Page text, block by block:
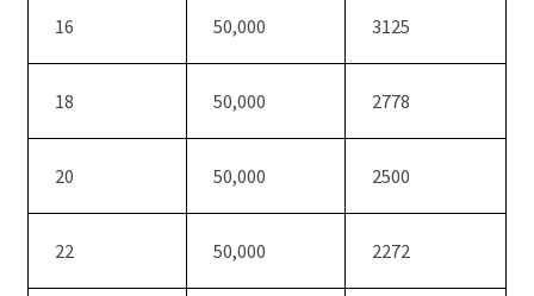
16 50,000 3125
18 50,000 2778
20 50,000 2500
22 50,000 2272